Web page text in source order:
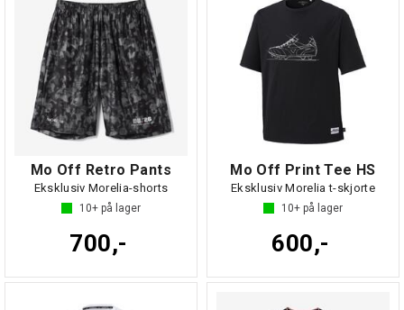
Mo Off Retro Pants
Eksklusiv Morelia-shorts
10+ på lager
700,-
Mo Off Print Tee HS
Eksklusiv Morelia t-skjorte
10+ på lager
600,-